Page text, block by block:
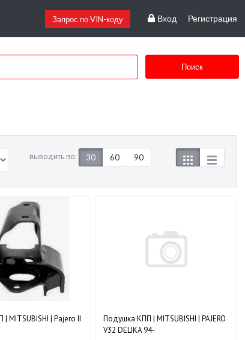
Запрос по VIN-коду Вход Регистрация
Поиск
выводить по: 30 60 90
MITSUBISHI | Pajero II
Подушка КПП | MITSUBISHI | PAJERO
V32 DELIKA 94-